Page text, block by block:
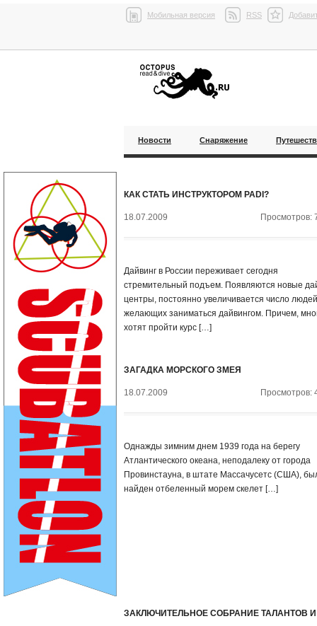
Мобильная версия RSS
Новости Снаряжение
КАК СТАТЬ ИНСТРУКТОРОМ PADI?
18.07.2009 Просмотров:
Дайвинг в России переживает сегодня
стремительный подъем. Появляются новые
центры, постоянно увеличивается число
желающих заниматься дайвингом. Причем,
хотят пройти курс […]
ЗАГАДКА МОРСКОГО ЗМЕЯ
18.07.2009 Просмотров:
Однажды зимним днем 1939 года на берегу
Атлантического океана, неподалеку от города
Провинстауна, в штате Массачусетс (США),
найден отбеленный морем скелет […]
ЗАКЛЮЧИТЕЛЬНОЕ СОБРАНИЕ ТАЛАНТОВ И